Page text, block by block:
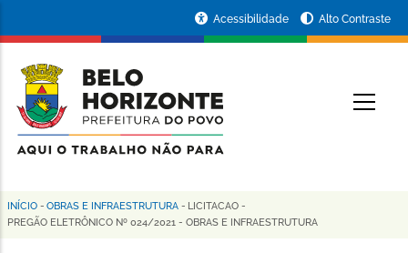
conteúdo
principal
da
Prefeitura
de
Horizonte
Acessibilidade Alto Contraste
Trilha
INÍCIO - OBRAS E INFRAESTRUTURA - LICITACAO -
PREGÃO ELETRÔNICO Nº 024/2021 - OBRAS E INFRAESTRUTURA